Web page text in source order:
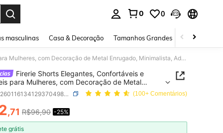
0 0
masculinas Casa & Decoração Tamanhos Grandes Joias e
Firerie Shorts Elegantes, Confortáveis e Versáteis para Mulheres, com Decoração de Metal Enrugado, Minimalista, Adequados para Uso Casual e em Férias, Outono/Inverno, Tamanhos Grandes
Firerie Shorts Elegantes, Confortáveis e
para Mulheres, com Decoração de Metal
Minimalista, Adequados para Uso Casual e
Outono/Inverno, Tamanhos Grandes
SKU: sz260116134129370498910 (100+ Comentários)
AND AVAILABILITY
,71 R$96,90 -25%
grátis